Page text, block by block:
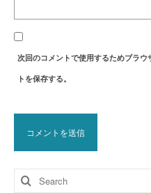
次回のコメントで使用するためブラ
トを保存する。
Search